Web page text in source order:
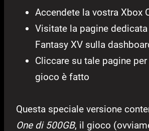
Accendete la vostra Xbox
Visitate la pagine dedicata
Fantasy XV sulla
Cliccare su tale pagine
gioco è fatto
Questa speciale versione
One di 500GB, il gioco